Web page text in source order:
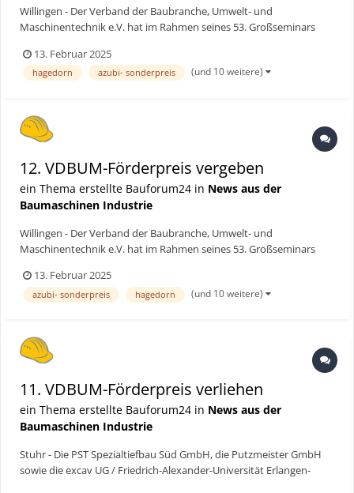
Willingen - Der Verband der Baubranche, Umwelt- und
Maschinentechnik e.V. hat im Rahmen seines 53. Großseminars
diesjährigen Gewinner sind Hochtief, DMS Technologie und die TU
München. Der zusätzlich ausgelobte Azubi-Sonderpreis ging an...
13. Februar 2025
hagedorn azubi- sonderpreis (und 10 weitere)
12. VDBUM-Förderpreis vergeben
ein Thema erstellte Bauforum24 in News aus der
Baumaschinen Industrie
Willingen - Der Verband der Baubranche, Umwelt- und
Maschinentechnik e.V. hat im Rahmen seines 53. Großseminars
diesjährigen Gewinner sind Hochtief, DMS Technologie und die TU
München. Der zusätzlich ausgelobte Azubi-Sonderpreis ging an...
13. Februar 2025
azubi- sonderpreis hagedorn (und 10 weitere)
11. VDBUM-Förderpreis verliehen
ein Thema erstellte Bauforum24 in News aus der
Baumaschinen Industrie
Stuhr - Die PST Spezialtiefbau Süd GmbH, die Putzmeister GmbH
sowie die excav UG / Friedrich-Alexander-Universität Erlangen-